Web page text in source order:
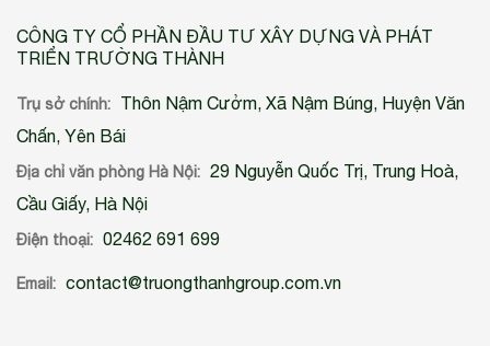
CÔNG TY CỔ PHẦN ĐẦU TƯ XÂY DỰNG VÀ PHÁT
TRIỂN TRƯỜNG THÀNH
Trụ sở chính:
Thôn Nậm Cưởm, Xã Nậm Búng, Huyện Văn
Chấn, Yên Bái
Địa chỉ văn phòng Hà Nội: 29 Nguyễn Quốc Trị, Trung Hoà,
Cầu Giấy, Hà Nội
Điện thoại: 02462 691 699
Email: contact@truongthanhgroup.com.vn